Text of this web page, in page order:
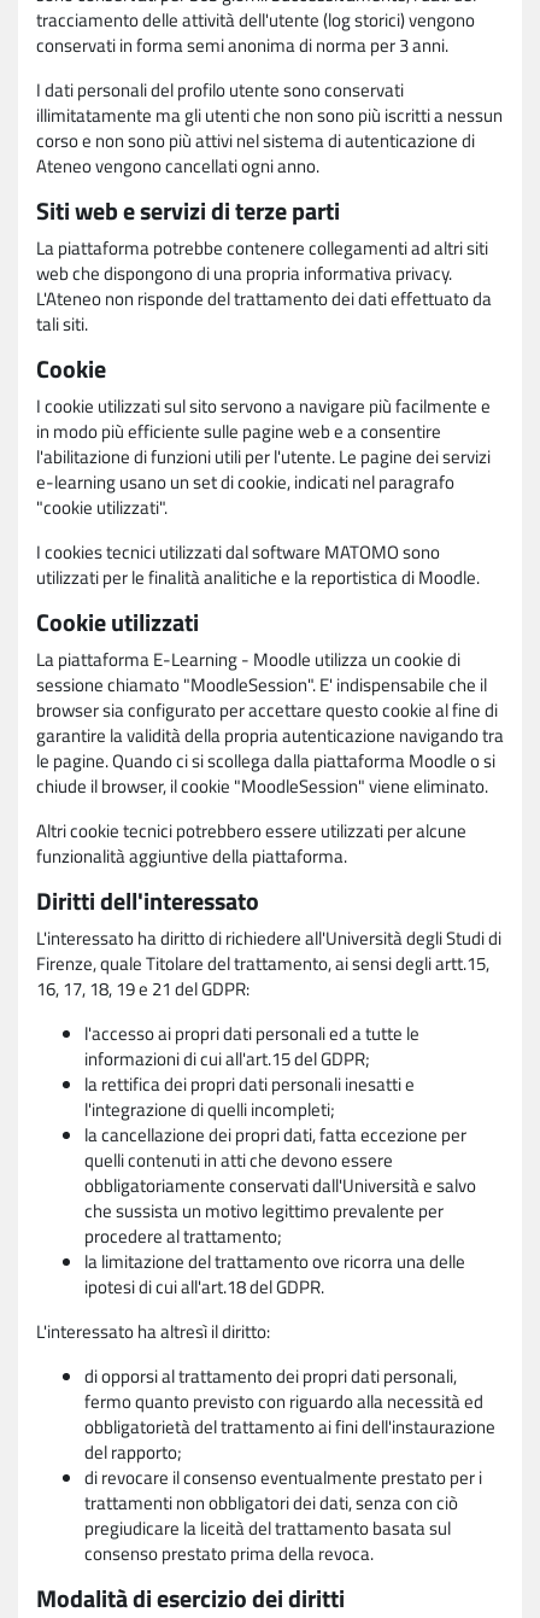
tracciamento delle attività dell'utente (log storici) vengono
conservati in forma semi anonima di norma per 3 anni.
I dati personali del profilo utente sono conservati
illimitatamente ma gli utenti che non sono più iscritti a nessun
corso e non sono più attivi nel sistema di autenticazione di
Ateneo vengono cancellati ogni anno.
Siti web e servizi di terze parti
La piattaforma potrebbe contenere collegamenti ad altri siti
web che dispongono di una propria informativa privacy.
L'Ateneo non risponde del trattamento dei dati effettuato da
tali siti.
Cookie
I cookie utilizzati sul sito servono a navigare più facilmente e
in modo più efficiente sulle pagine web e a consentire
l'abilitazione di funzioni utili per l'utente. Le pagine dei servizi
e-learning usano un set di cookie, indicati nel paragrafo
"cookie utilizzati".
I cookies tecnici utilizzati dal software MATOMO sono
utilizzati per le finalità analitiche e la reportistica di Moodle.
Cookie utilizzati
La piattaforma E-Learning - Moodle utilizza un cookie di
sessione chiamato "MoodleSession". E' indispensabile che il
browser sia configurato per accettare questo cookie al fine di
garantire la validità della propria autenticazione navigando tra
le pagine. Quando ci si scollega dalla piattaforma Moodle o si
chiude il browser, il cookie "MoodleSession" viene eliminato.
Altri cookie tecnici potrebbero essere utilizzati per alcune
funzionalità aggiuntive della piattaforma.
Diritti dell'interessato
L'interessato ha diritto di richiedere all'Università degli Studi di
Firenze, quale Titolare del trattamento, ai sensi degli artt.15,
16, 17, 18, 19 e 21 del GDPR:
l'accesso ai propri dati personali ed a tutte le
informazioni di cui all'art.15 del GDPR;
la rettifica dei propri dati personali inesatti e
l'integrazione di quelli incompleti;
la cancellazione dei propri dati, fatta eccezione per
quelli contenuti in atti che devono essere
obbligatoriamente conservati dall'Università e salvo
che sussista un motivo legittimo prevalente per
procedere al trattamento;
la limitazione del trattamento ove ricorra una delle
ipotesi di cui all'art.18 del GDPR.
L'interessato ha altresì il diritto:
di opporsi al trattamento dei propri dati personali,
fermo quanto previsto con riguardo alla necessità ed
obbligatorietà del trattamento ai fini dell'instaurazione
del rapporto;
di revocare il consenso eventualmente prestato per i
trattamenti non obbligatori dei dati, senza con ciò
pregiudicare la liceità del trattamento basata sul
consenso prestato prima della revoca.
Modalità di esercizio dei diritti